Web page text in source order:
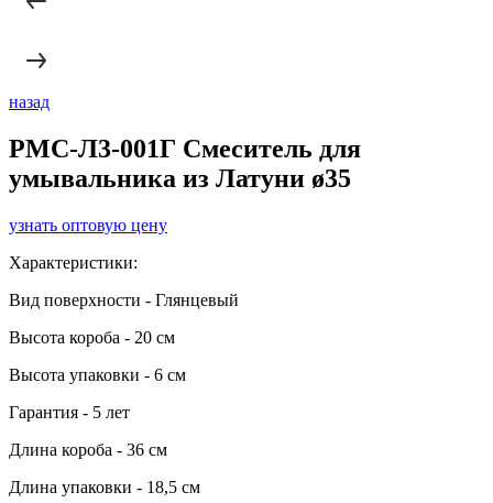
назад
РМС-Л3-001Г Смеситель для
умывальника из Латуни ø35
узнать оптовую цену
Характеристики:
Вид поверхности - Глянцевый
Высота короба - 20 см
Высота упаковки - 6 см
Гарантия - 5 лет
Длина короба - 36 см
Длина упаковки - 18,5 см